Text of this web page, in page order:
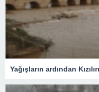
Yağışların ardından